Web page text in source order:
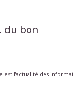
du bon
est l'actualité des